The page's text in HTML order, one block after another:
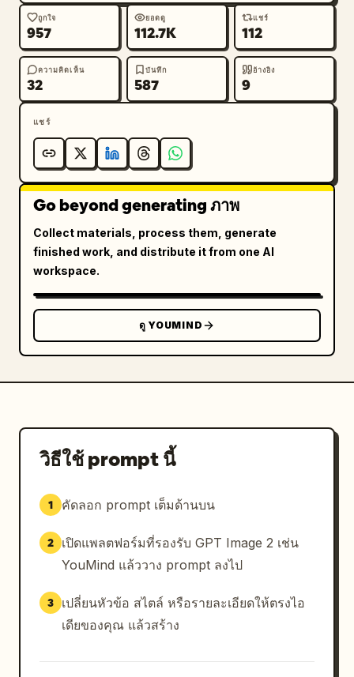
      "chinese_label": "白龙马",
      "english_label": "White Dragon Horse",
ตกแต่ง"
    },
    {
      "chinese_label": "太上老君",
      "english_label": "Taishang Laojun",
      "visuals": "นักปราชญ์ชราที่มีเคราสีขาวยาว
สอนสั่ง"
    {
      "chinese_label": "观音菩萨",
      "english_label": "Guanyin",
      "visuals": "เทพธิดาผู้สงบนิ่งในชุดคลุมสีขาวมีฮู้
ด เครื่องประดับวิจิตรบรรจง มือยกขึ้นในท่าประทานพร"
      "english_label": "Bull Demon King",
  ]
ถูกใจ
957
ยอดดู
112.7K
แชร์
112
ความคิดเห็น
32
บันทึก
587
อ้างอิง
9
แชร์
Go beyond generating ภาพ
Collect materials, process them, generate
finished work, and distribute it from one AI
workspace.
ดู YOUMIND
วิธีใช้ prompt นี้
1 คัดลอก prompt เต็มด้านบน
2
เปิดแพลตฟอร์มที่รองรับ GPT Image 2 เช่น
YouMind แล้ววาง prompt ลงไป
3
เปลี่ยนหัวข้อ สไตล์ หรือรายละเอียดให้ตรงไอ
เดียของคุณ แล้วสร้าง